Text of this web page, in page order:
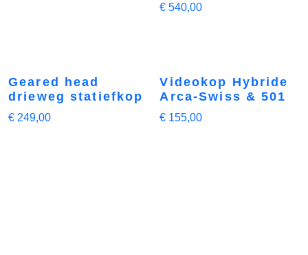
€ 540,00
Geared head
drieweg statiefkop
€ 249,00
Videokop Hybride
Arca-Swiss & 501
€ 155,00